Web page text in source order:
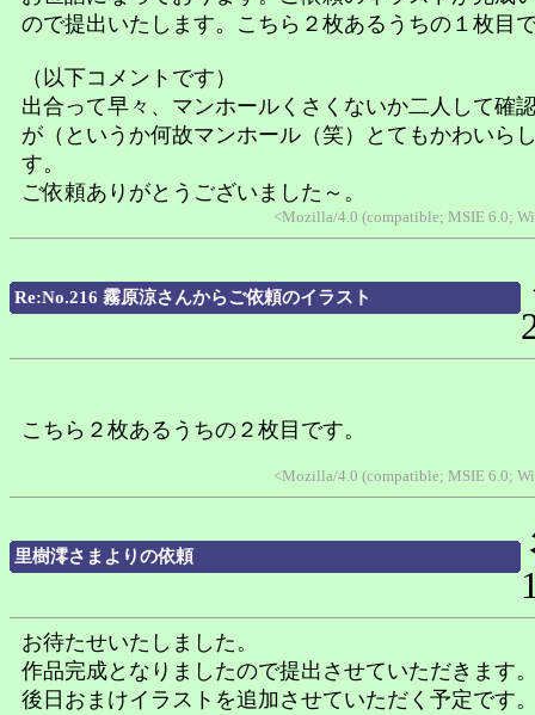
ので提出いたします。こちら２枚あるうちの１枚目
（以下コメントです）
出合って早々、マンホールくさくないか二人して確
が（というか何故マンホール（笑）とてもかわいら
す。
ご依頼ありがとうございました～。
<Mozilla/4.0 (compatible; MSIE 6.0;
Re:No.216 霧原涼さんからご依頼のイラスト
こちら２枚あるうちの２枚目です。
<Mozilla/4.0 (compatible; MSIE 6.0;
里樹澪さまよりの依頼
お待たせいたしました。
作品完成となりましたので提出させていただきます
後日おまけイラストを追加させていただく予定です